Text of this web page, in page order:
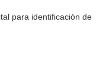
para identificación de